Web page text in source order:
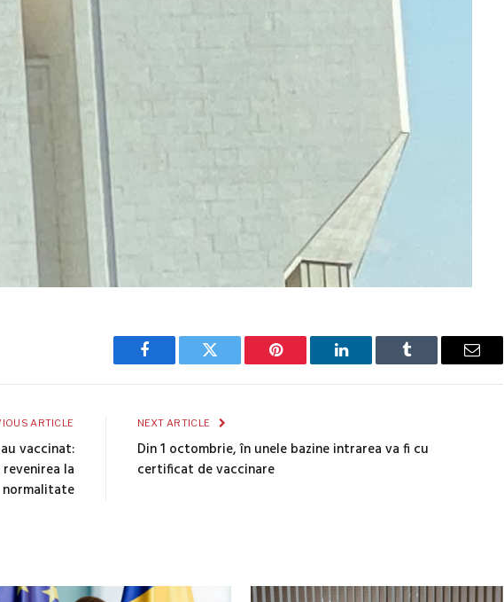
Facebook Twitter Pinterest LinkedIn Tumblr Email
ARTICLE
vaccinat:
la
normalitate
NEXT ARTICLE
Din 1 octombrie, în unele bazine intrarea va fi cu
certificat de vaccinare